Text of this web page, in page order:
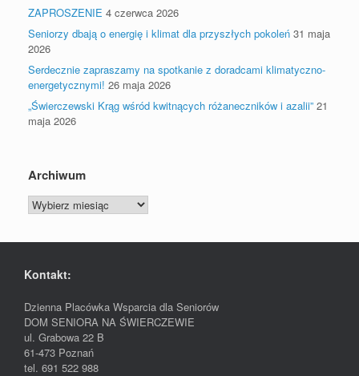
ZAPROSZENIE 4 czerwca 2026
Seniorzy dbają o energię i klimat dla przyszłych pokoleń 31 maja
2026
Serdecznie zapraszamy na spotkanie z doradcami klimatyczno-
energetycznymi! 26 maja 2026
„Świerczewski Krąg wśród kwitnących różaneczników i azalii” 21
maja 2026
Archiwum
Archiwum
Kontakt:
Dzienna Placówka Wsparcia dla Seniorów
DOM SENIORA NA ŚWIERCZEWIE
ul. Grabowa 22 B
61-473 Poznań
tel. 691 522 988